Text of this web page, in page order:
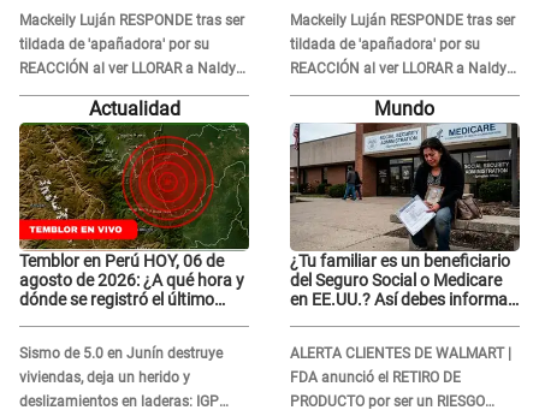
visitas..."
Mackeily Luján RESPONDE tras ser
tildada de 'apañadora' por su
REACCIÓN al ver LLORAR a Naldy
Saldaña tras acoso: "No sabía la
visitas..."
Mackeily Luján RESPONDE tras ser
tildada de 'apañadora' por su
REACCIÓN al ver LLORAR a Naldy
Saldaña tras acoso: "No sabía la
Actualidad
Temblor en Perú HOY, 06 de
agosto de 2026: ¿A qué hora y
dónde se registró el último
Sismo de 5.0 en Junín destruye
viviendas, deja un herido y
deslizamientos en laderas: IGP
Mundo
¿Tu familiar es un beneficiario
del Seguro Social o Medicare
en EE.UU.? Así debes informar
ALERTA CLIENTES DE WALMART |
FDA anunció el RETIRO DE
PRODUCTO por ser un RIESGO